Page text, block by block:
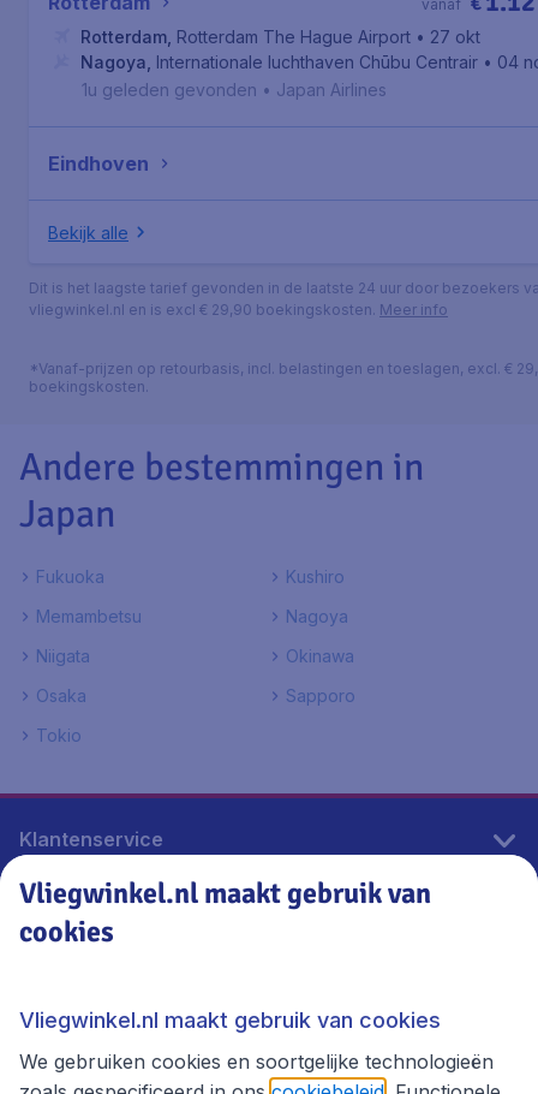
vanaf
Rotterdam Rotterdam The Hague Airport • 27 okt
Nagoya Internationale luchthaven Chūbu Centrair • 04
1u geleden gevonden • Japan Airlines
Eindhoven
Bekijk alle
Dit is het laagste tarief gevonden in de laatste 24 uur door bezoekers
vliegwinkel.nl en is excl € 29,90 boekingskosten. Meer info
*Vanaf-prijzen op retourbasis, incl. belastingen en toeslagen, excl. €
boekingskosten.
Andere bestemmingen in
Japan
Fukuoka
Kushiro
Memambetsu
Nagoya
Niigata
Okinawa
Osaka
Sapporo
Tokio
Klantenservice
Vliegwinkel.nl
Thema's
Vliegwinkel.nl maakt gebruik van
cookies
Vliegwinkel.nl maakt gebruik van cookies
We gebruiken cookies en soortgelijke technologieën